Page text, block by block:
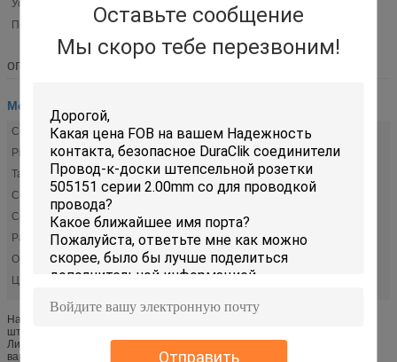
Оставьте сообщение
Мы скоро тебе перезвоним!
Отправить
Условия оплаты:
L/C, T/T, западное соединение, MoneyGram
Поставка способности:
Могущий быть предметом переговоров
описание
Монтажная схема соединителей прямоугольника
Серия:
DuraClik 505151
Pin:
2-15
Тангаж:
0,079" (2.00mm)
ConnectorType:
Штепсельная розетка
ContactType:
Женское гнездо
Расклассифицированное течение:
3.0A
OperatingTemperature:
-40°C к +125°C
Цвет:
Надежность контакта, безопасное DuraClik соединители Провод-к-доски
штепсельной розетки 505151 серии 2.00mm со для проводкой провода
Линия Molex расширенная соединителей DuraClik с терминальными
вариантами сто...